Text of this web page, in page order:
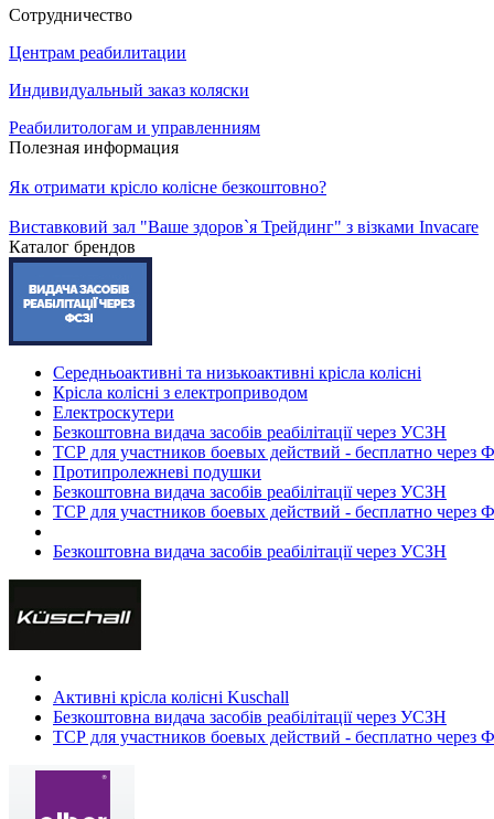
Сотрудничество
Центрам реабилитации
Индивидуальный заказ коляски
Реабилитологам и управленниям
Полезная информация
Як отримати крісло колісне безкоштовно?
Виставковий зал "Ваше здоров`я Трейдинг" з візками Invacare
Каталог брендов
Середньоактивні та низькоактивні крісла колісні
Крісла колісні з електроприводом
Електроскутери
Безкоштовна видача засобів реабілітації через УСЗН
ТСР для участников боевых действий - бесплатно через
Протипролежневі подушки
Безкоштовна видача засобів реабілітації через УСЗН
ТСР для участников боевых действий - бесплатно через
Безкоштовна видача засобів реабілітації через УСЗН
Активні крісла колісні Kuschall
Безкоштовна видача засобів реабілітації через УСЗН
ТСР для участников боевых действий - бесплатно через